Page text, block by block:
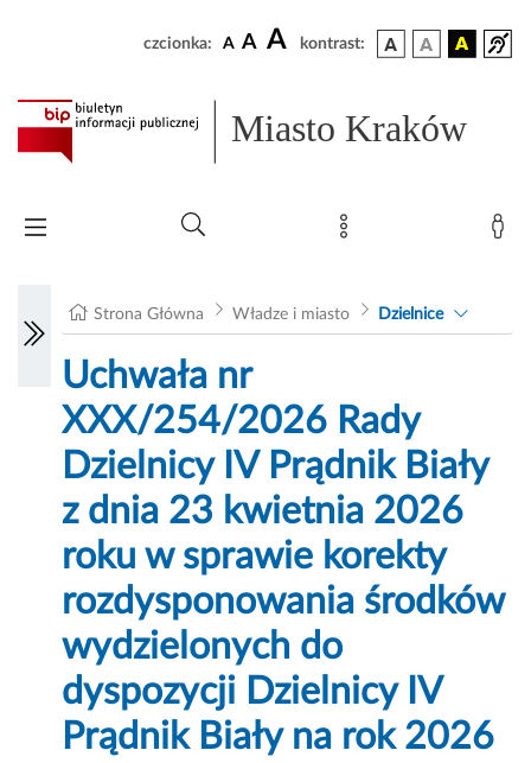
czcionka: A A A kontrast:
Miasto Kraków
Strona Główna Władze i miasto Dzielnice
Uchwała nr
XXX/254/2026 Rady
Dzielnicy IV Prądnik Biały
z dnia 23 kwietnia 2026
roku w sprawie korekty
rozdysponowania środków
wydzielonych do
dyspozycji Dzielnicy IV
Prądnik Biały na rok 2026